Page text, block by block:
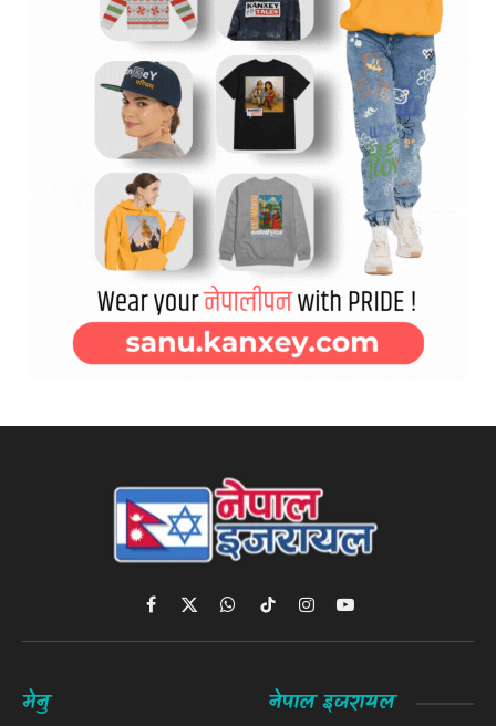
Facebook
X
(Twitter)
WhatsAppTikTokInstagramYouTube
मेनु नेपाल इजरायल